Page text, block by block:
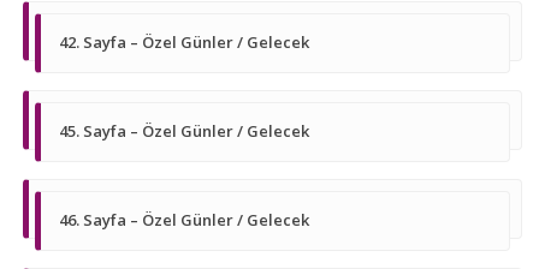
42. Sayfa – Özel Günler / Gelecek
45. Sayfa – Özel Günler / Gelecek
46. Sayfa – Özel Günler / Gelecek